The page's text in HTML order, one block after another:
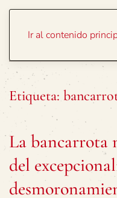
Ir al contenido
Etiqueta:
La bancarrota
del